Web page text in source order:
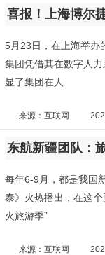
5月23日，在上海举办
集团凭借其在数字人
显了集团在人
来源：互联网
东航新疆团队：
每年6-9月，都是我国
泰》火热播出，在这
火旅游季”
来源：互联网